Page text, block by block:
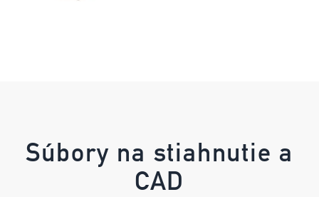
Súbory na stiahnutie a
CAD